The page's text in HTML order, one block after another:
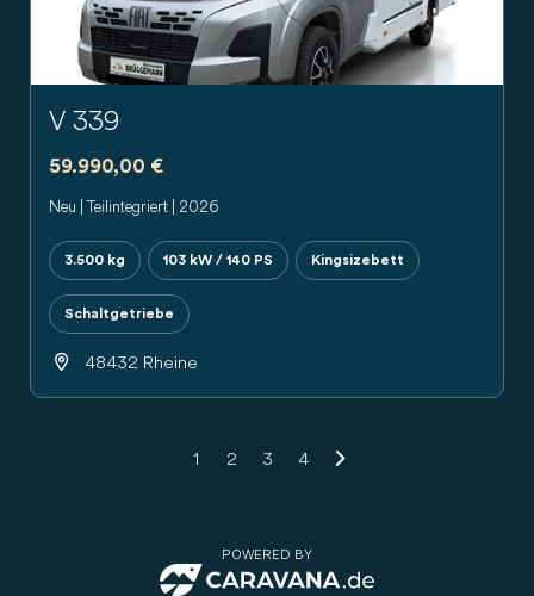
V 339
59.990,00 €
Neu | Teilintegriert | 2026
3.500 kg 103 kW / 140 PS Kingsizebett
Schaltgetriebe
48432 Rheine
1 2 3 4
POWERED BY
CARAVANA.de